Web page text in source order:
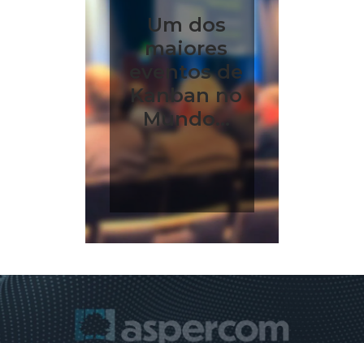
Um dos
maiores
eventos de
Kanban no
Mundo...